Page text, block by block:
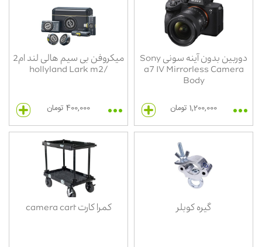
دوربین بدون آینه سونی Sony
a7 IV Mirrorless Camera
Body
1,200,000 تومان
میکروفن بی سیم هالی لند ام2
/hollyland Lark m2
400,000 تومان
گیره کوبلر کمرا کارت camera cart